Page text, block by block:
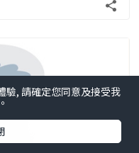
驗, 請確定您同意及接受我